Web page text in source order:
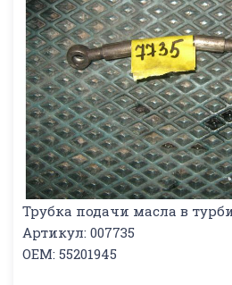
Трубка подачи масла в
Артикул: 007735
OEM: 55201945